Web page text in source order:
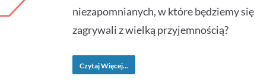
niezapomnianych, w które będziemy się
zagrywali z wielką przyjemnością?
Czytaj Więcej...